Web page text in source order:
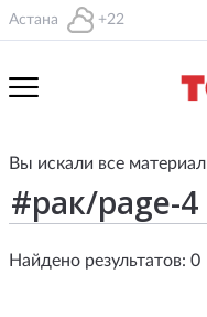
Астана +22
Вы искали все
Найдено результатов: 0